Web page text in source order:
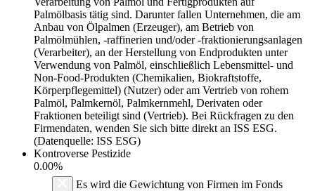
Palmölbasis tätig sind. Darunter fallen Unternehmen, die am
Anbau von Ölpalmen (Erzeuger), am Betrieb von
Palmölmühlen, -raffinerien und/oder -fraktionierungsanlagen
(Verarbeiter), an der Herstellung von Endprodukten unter
Verwendung von Palmöl, einschließlich Lebensmittel- und
Non-Food-Produkten (Chemikalien, Biokraftstoffe,
Körperpflegemittel) (Nutzer) oder am Vertrieb von rohem
Palmöl, Palmkernöl, Palmkernmehl, Derivaten oder
Fraktionen beteiligt sind (Vertrieb). Bei Rückfragen zu den
Firmendaten, wenden Sie sich bitte direkt an ISS ESG.
(Datenquelle: ISS ESG)
Kontroverse Pestizide
0.00%
Es wird die Gewichtung von Firmen im Fonds